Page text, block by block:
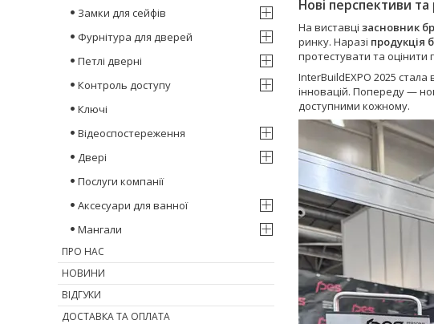
Нові перспективи
На виставці засновник
ринку. Наразі продукція
протестувати та оцінити
InterBuildEXPO 2025
інновацій. Попереду —
доступними кожному.
Замки для сейфів
Фурнітура для дверей
Петлі дверні
Контроль доступу
Ключі
Відеоспостереження
Двері
Послуги компанії
Аксесуари для ванної
Мангали
ПРО НАС
НОВИНИ
ВІДГУКИ
ДОСТАВКА ТА ОПЛАТА